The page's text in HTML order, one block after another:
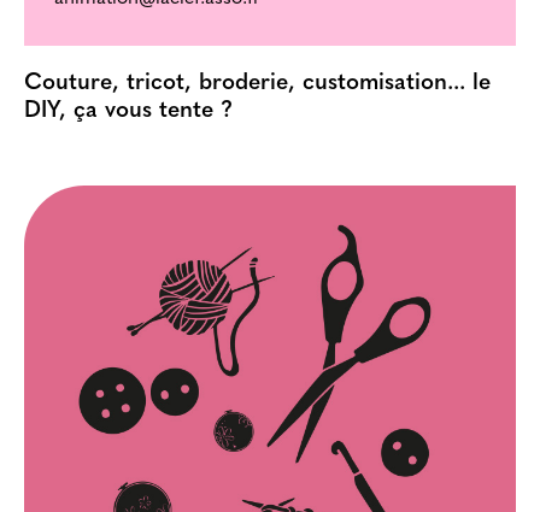
Couture, tricot, broderie, customisation... le
DIY, ça vous tente ?